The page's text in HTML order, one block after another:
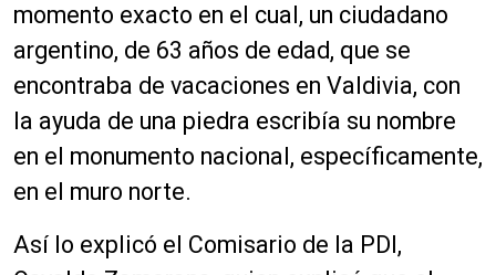
momento exacto en el cual, un ciudadano
argentino, de 63 años de edad, que se
encontraba de vacaciones en Valdivia, con
la ayuda de una piedra escribía su nombre
en el monumento nacional, específicamente,
en el muro norte.
Así lo explicó el Comisario de la PDI,